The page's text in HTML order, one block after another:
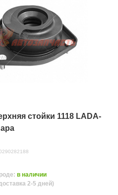
стойки 1118 LADA-
в наличии
2-5 дней)